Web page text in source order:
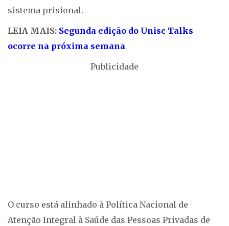
sistema prisional.
LEIA MAIS: Segunda edição do Unisc Talks
ocorre na próxima semana
Publicidade
O curso está alinhado à Política Nacional de
Atenção Integral à Saúde das Pessoas Privadas de